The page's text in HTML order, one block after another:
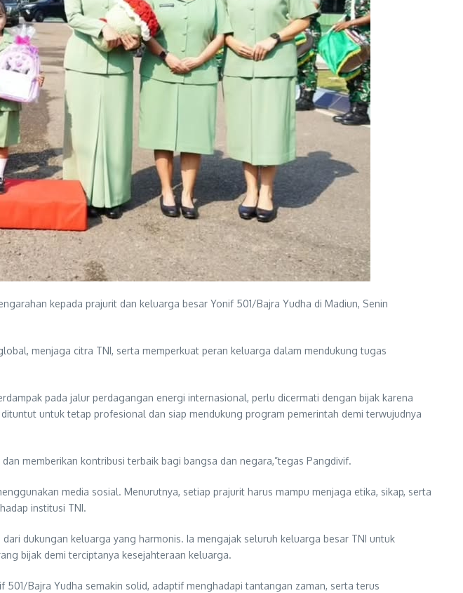
kepada prajurit dan keluarga besar Yonif 501/Bajra Yudha di Madiun, Senin
menjaga citra TNI, serta memperkuat peran keluarga dalam mendukung tugas
pada jalur perdagangan energi internasional, perlu dicermati dengan bijak karena
untuk tetap profesional dan siap mendukung program pemerintah demi terwujudnya
memberikan kontribusi terbaik bagi bangsa dan negara,”tegas Pangdivif.
media sosial. Menurutnya, setiap prajurit harus mampu menjaga etika, sikap, serta
institusi TNI.
dukungan keluarga yang harmonis. Ia mengajak seluruh keluarga besar TNI untuk
bijak demi terciptanya kesejahteraan keluarga.
Bajra Yudha semakin solid, adaptif menghadapi tantangan zaman, serta terus